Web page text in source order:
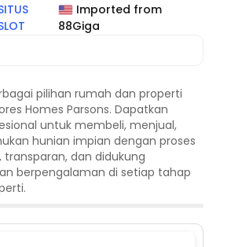
Imported from
88Giga
pilihan rumah dan properti
Homes Parsons. Dapatkan
untuk membeli, menjual,
hunian impian dengan proses
dan didukung
berpengalaman di setiap tahap